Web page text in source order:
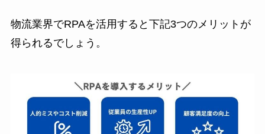
物流業界でRPAを活用すると下記3つのメリットが
得られるでしょう。